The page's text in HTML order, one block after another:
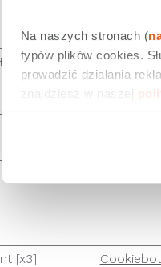
Na naszych stronach (
typów plików cookies.
prowadzić działania
znajdziesz w naszej
Google
[x3] Cookiebot